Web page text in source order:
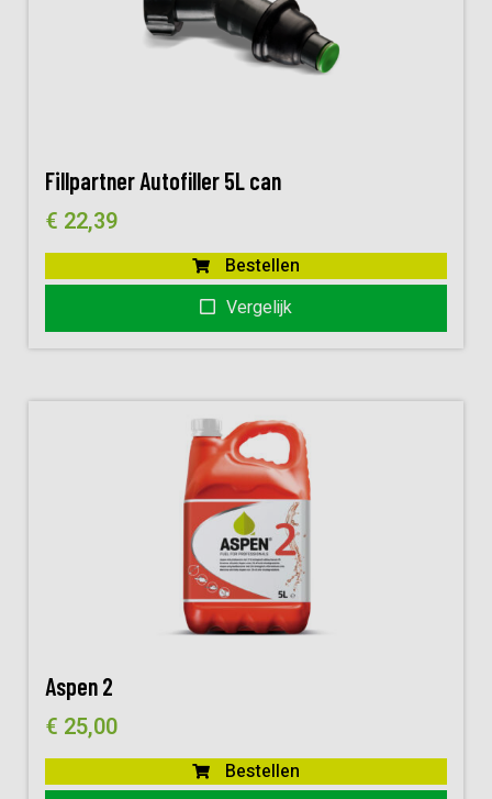
Fillpartner Autofiller 5L can
€ 22,39
Bestellen
Vergelijk
Aspen 2
€ 25,00
Bestellen